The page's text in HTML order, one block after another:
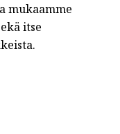
mukaamme
itse